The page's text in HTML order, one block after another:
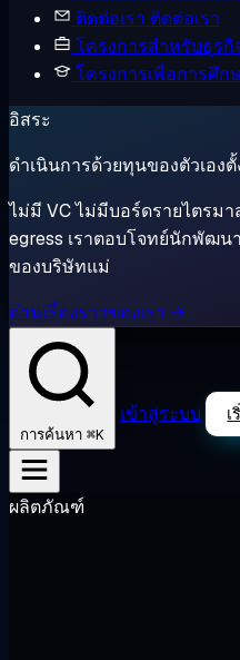
ติดต่อเรา ติดต่อเรา
โครงการสำหรับธุรกิ
โครงการเพื่อการศึก
อิสระ
ดำเนินการด้วยทุนของตัวเอง
ไม่มี VC ไม่มีบอร์ดรายไตรม
egress เราตอบโจทย์นักพัฒน
ของบริษัทแม่
อ่านเรื่องราวของเรา →
การค้นหา ⌘K
เข้าสู่ระบบ
ผลิตภัณฑ์